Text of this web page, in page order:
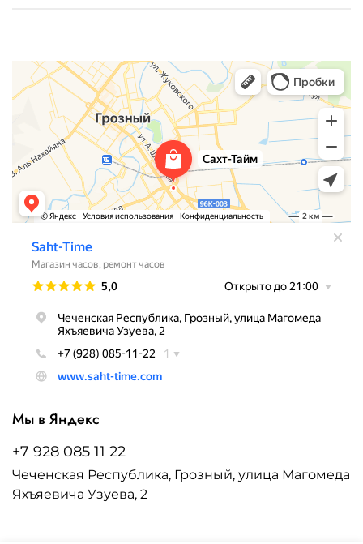
Мы в Яндекс
+7 928 085 11 22
Чеченская Республика, Грозный, улица Магомеда
Яхъяевича Узуева, 2